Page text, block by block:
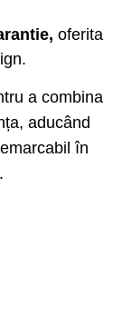
oferita
a combina
aducând
în